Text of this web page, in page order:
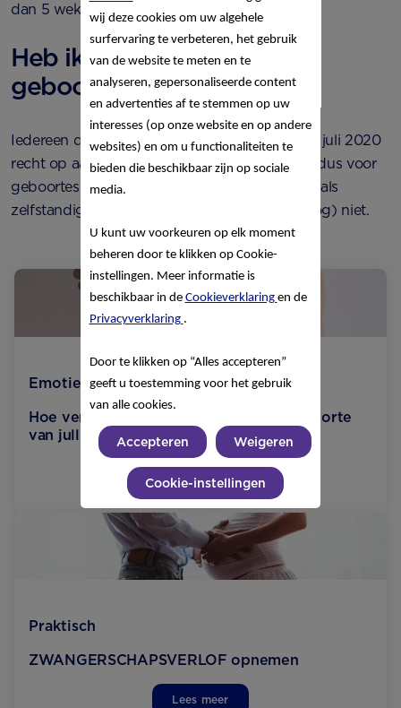
dan 5 weken opnemen.
Heb ik recht op aanvullend
geboorteverlof?
Iedereen die in loondienst werkt, heeft vanaf 1 juli 2020
recht op aanvullend geboorteverlof. Dit geldt dus voor
geboortes vanaf 1 juli 2020. Voor partners die als
zelfstandige werken, bestaat zo’n regeling (nog) niet.
Emotie en relaties
Hoe verandert jullie RELATIE na de geboorte
van jullie baby?
Praktisch
ZWANGERSCHAPS­VERLOF opnemen
Lees meer
wij deze cookies om uw algehele
surfervaring te verbeteren, het gebruik
van de website te meten en te
analyseren, gepersonaliseerde content
en advertenties af te stemmen op uw
interesses (op onze website en op andere
websites) en om u functionaliteiten te
bieden die beschikbaar zijn op sociale
media.
U kunt uw voorkeuren op elk moment
beheren door te klikken op Cookie-
instellingen. Meer informatie is
beschikbaar in de Cookieverklaring en de
Privacyverklaring .
Door te klikken op “Alles accepteren”
geeft u toestemming voor het gebruik
van alle cookies.
Accepteren Weigeren
Cookie-instellingen